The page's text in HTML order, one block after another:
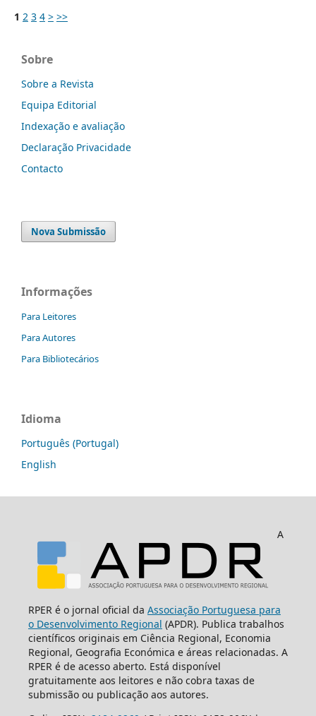
1 2 3 4 > >>
Sobre
Sobre a Revista
Equipa Editorial
Indexação e avaliação
Declaração Privacidade
Contacto
Nova Submissão
Informações
Para Leitores
Para Autores
Para Bibliotecários
Idioma
Português (Portugal)
English
A
RPER é o jornal oficial da Associação Portuguesa para
o Desenvolvimento Regional (APDR). Publica trabalhos
científicos originais em Ciência Regional, Economia
Regional, Geografia Económica e áreas relacionadas. A
RPER é de acesso aberto. Está disponível
gratuitamente aos leitores e não cobra taxas de
submissão ou publicação aos autores.